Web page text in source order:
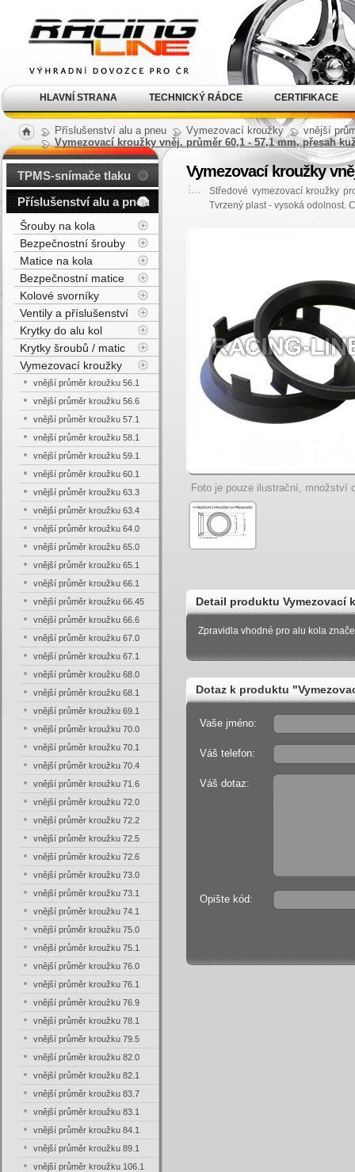
Příslušenství alu a pneu Vymezovací kroužky
vnější
Vymezovací kroužky vněj. průměr 60,1 - 57,1 mm, přesah
Vymezovací kroužky
Středové vymezovací kroužky
Tvrzený plast - vysoká odolnost.
Foto je pouze ilustrační, množství
Detail produktu Vymezovací
4mm
Zpravidla vhodné pro alu kola
Dotaz k produktu
Vaše jméno:
Váš telefon:
Váš dotaz:
Opište kód:
TPMS-snímače tlaku
Příslušenství alu a pneu
Šrouby na kola
Bezpečnostní šrouby
Matice na kola
Bezpečnostní matice
Kolové svorníky
Ventily a příslušenství
Krytky do alu kol
Krytky šroubů / matic
Vymezovací kroužky
vnější průměr kroužku 56.1
vnější průměr kroužku 56.6
vnější průměr kroužku 57.1
vnější průměr kroužku 58.1
vnější průměr kroužku 59.1
vnější průměr kroužku 60.1
vnější průměr kroužku 63.3
vnější průměr kroužku 63.4
vnější průměr kroužku 64.0
vnější průměr kroužku 65.0
vnější průměr kroužku 65.1
vnější průměr kroužku 66.1
vnější průměr kroužku 66.45
vnější průměr kroužku 66.6
vnější průměr kroužku 67.0
vnější průměr kroužku 67.1
vnější průměr kroužku 68.0
vnější průměr kroužku 68.1
vnější průměr kroužku 69.1
vnější průměr kroužku 70.0
vnější průměr kroužku 70.1
vnější průměr kroužku 70.4
vnější průměr kroužku 71.6
vnější průměr kroužku 72.0
vnější průměr kroužku 72.2
vnější průměr kroužku 72.5
vnější průměr kroužku 72.6
vnější průměr kroužku 73.0
vnější průměr kroužku 73.1
vnější průměr kroužku 74.1
vnější průměr kroužku 75.0
vnější průměr kroužku 75.1
vnější průměr kroužku 76.0
vnější průměr kroužku 76.1
vnější průměr kroužku 76.9
vnější průměr kroužku 78.1
vnější průměr kroužku 79.5
vnější průměr kroužku 82.0
vnější průměr kroužku 82.1
vnější průměr kroužku 83.7
vnější průměr kroužku 83.1
vnější průměr kroužku 84.1
vnější průměr kroužku 89.1
vnější průměr kroužku 106.1
kola Racing Line
HLAVNÍ STRANA TECHNICKÝ RÁDCE CERTIFIKACE